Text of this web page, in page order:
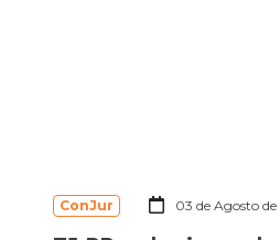
ConJur 03 de Agosto